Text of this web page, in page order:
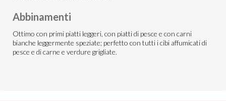
Abbinamenti
Ottimo con primi piatti leggeri, con piatti di pesce e con carni
bianche leggermente speziate; perfetto con tutti i cibi affumicati di
pesce e di carne e verdure grigliate.